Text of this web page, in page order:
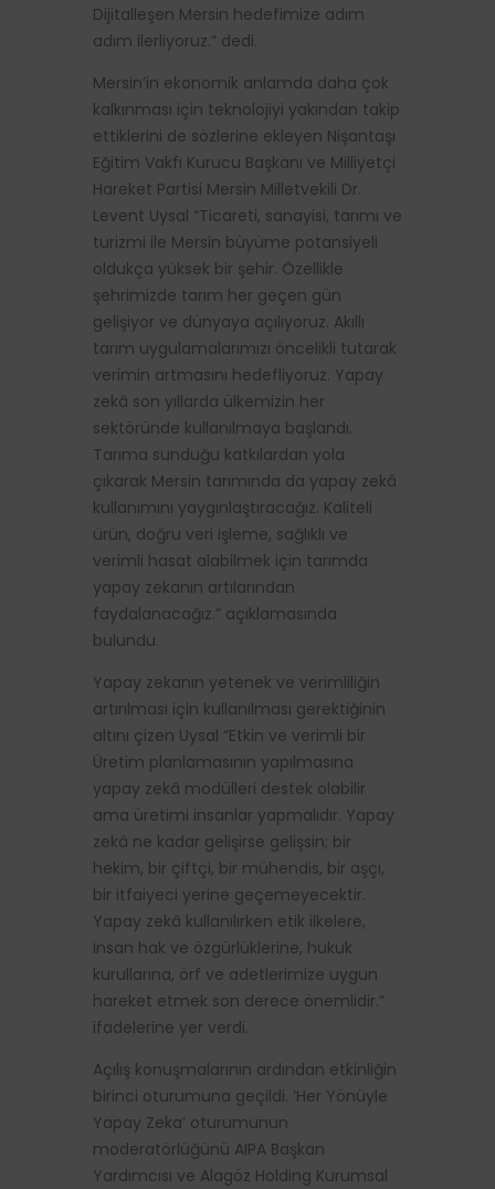
Dijitalleşen Mersin hedefimize adım
adım ilerliyoruz.” dedi.
Mersin’in ekonomik anlamda daha çok
kalkınması için teknolojiyi yakından takip
ettiklerini de sözlerine ekleyen Nişantaşı
Eğitim Vakfı Kurucu Başkanı ve Milliyetçi
Hareket Partisi Mersin Milletvekili Dr.
Levent Uysal “Ticareti, sanayisi, tarımı ve
turizmi ile Mersin büyüme potansiyeli
oldukça yüksek bir şehir. Özellikle
şehrimizde tarım her geçen gün
gelişiyor ve dünyaya açılıyoruz. Akıllı
tarım uygulamalarımızı öncelikli tutarak
verimin artmasını hedefliyoruz. Yapay
zekâ son yıllarda ülkemizin her
sektöründe kullanılmaya başlandı.
Tarıma sunduğu katkılardan yola
çıkarak Mersin tarımında da yapay zekâ
kullanımını yaygınlaştıracağız. Kaliteli
ürün, doğru veri işleme, sağlıklı ve
verimli hasat alabilmek için tarımda
yapay zekanın artılarından
faydalanacağız.” açıklamasında
bulundu.
Yapay zekanın yetenek ve verimliliğin
artırılması için kullanılması gerektiğinin
altını çizen Uysal “Etkin ve verimli bir
Üretim planlamasının yapılmasına
yapay zekâ modülleri destek olabilir
ama üretimi insanlar yapmalıdır. Yapay
zekâ ne kadar gelişirse gelişsin; bir
hekim, bir çiftçi, bir mühendis, bir aşçı,
bir itfaiyeci yerine geçemeyecektir.
Yapay zekâ kullanılırken etik ilkelere,
insan hak ve özgürlüklerine, hukuk
kurullarına, örf ve adetlerimize uygun
hareket etmek son derece önemlidir.”
ifadelerine yer verdi.
Açılış konuşmalarının ardından etkinliğin
birinci oturumuna geçildi. ‘Her Yönüyle
Yapay Zeka’ oturumunun
moderatörlüğünü AIPA Başkan
Yardımcısı ve Alagöz Holding Kurumsal